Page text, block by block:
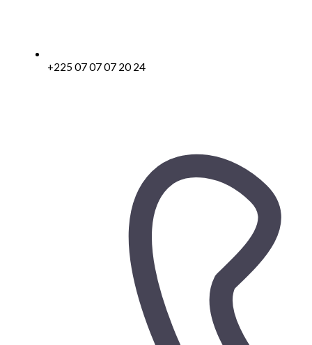
+225 07 07 07 20 24